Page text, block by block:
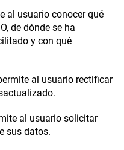
al usuario conocer qué
, de dónde se ha
y con qué
al usuario rectificar
al usuario solicitar
sus datos.